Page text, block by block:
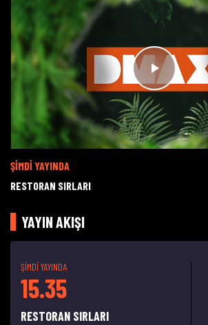
ŞİMDİ YAYINDA
RESTORAN SIRLARI
YAYIN AKIŞI
ŞİMDİ YAYINDA
15.35
RESTORAN SIRLARI